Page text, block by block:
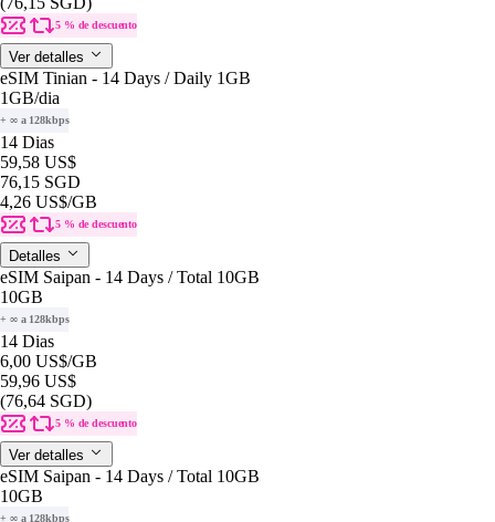
5 % de descuento
Ver detalles
eSIM Tinian - 14 Days / Daily 1GB
1GB/dia
+ ∞ a 128kbps
14 Dias
59,58 US$
76,15 SGD
4,26 US$/GB
5 % de descuento
Detalles
eSIM Saipan - 14 Days / Total 10GB
10GB
+ ∞ a 128kbps
14 Dias
6,00 US$/GB
59,96 US$
(76,64 SGD)
5 % de descuento
Ver detalles
eSIM Saipan - 14 Days / Total 10GB
10GB
+ ∞ a 128kbps